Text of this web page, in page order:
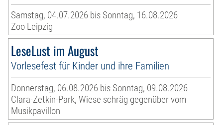
Samstag, 04.07.2026 bis Sonntag, 16.08.2026
Zoo Leipzig
LeseLust im August
Vorlesefest für Kinder und ihre Familien
Donnerstag, 06.08.2026 bis Sonntag, 09.08.2026
Clara-Zetkin-Park, Wiese schräg gegenüber vom
Musikpavillon